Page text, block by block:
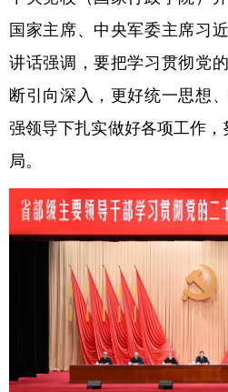
国家主席、中央军委主席习
讲话强调，要把学习贯彻党
断引向深入，更好统一思想
强领导下扎实做好各项工作，
局。